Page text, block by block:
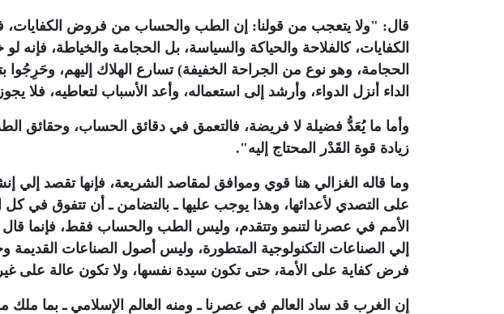
قال: "ولا يتعجب من قولنا: إن الطب والحساب من فروض
الكفايات، كالفلاحة والحياكة والسياسة، بل الحجامة والخياطة، فإنه
الحجامة، وهو نوع من الجراحة الخفيفة) تسارع الهلاك إليهم،
الداء أنزل الدواء، وأرشد إلى استعماله، وأعد الأسباب لتعاطيه، فلا
وأما ما يُعَدُّ فضيلة لا فريضة، فالتعمق في دقائق الحساب، وحقائق
زيادة قوة القَدْر المحتاج إليه".
وما قاله الغزالي هنا قوي وموافق لمقاصد الشريعة، فإنها تقصد إلي
على التصدي لأعدائها، وهذا يوجب عليها ـ بالتضامن ـ أن تتفوق في كل
الأمم في عصرنا لتنمو وتتقدم، وليس الطب والحساب فقط، فإنما قال
إلي الصناعات التكنولوجية المتطورة، وليس أصول الصناعات القديمة
فرض كفاية على الأمة، حتى تكون سيدة نفسها، ولا تكون عالة على
إن الغرب قد ساد العالم في عصرنا ـ ومنه العالم الإسلامي ـ بما ملك من